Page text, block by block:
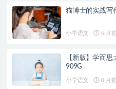
猫博士的实战写
小学语文 6 月前
【新版】学而
909G
小学语文 8 月前